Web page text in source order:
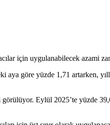
için uygulanabilecek azami
göre yüzde 1,71 artarken,
Eylül 2025’te yüzde